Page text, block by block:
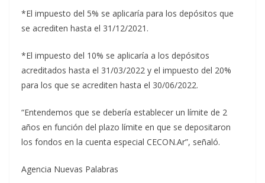
*El impuesto del 5% se aplicaría para los depósitos que
se acrediten hasta el 31/12/2021.
*El impuesto del 10% se aplicaría a los depósitos
acreditados hasta el 31/03/2022 y el impuesto del 20%
para los que se acrediten hasta el 30/06/2022.
“Entendemos que se debería establecer un límite de 2
años en función del plazo límite en que se depositaron
los fondos en la cuenta especial CECON.Ar”, señaló.
Agencia Nuevas Palabras